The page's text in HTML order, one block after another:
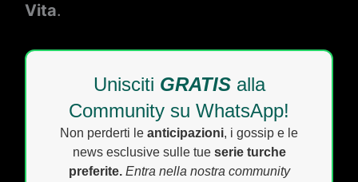
Vita.
Unisciti GRATISalla
Community su WhatsApp!
Non perderti le anticipazioni, i gossip e le
news esclusive sulle tue serie turche
preferite. Entra nella nostra community